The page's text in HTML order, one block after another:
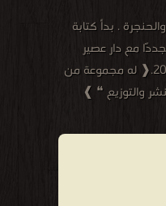
2010 وتخصص بمجال جراحة الأنف والأذن والحنجرة . بدأ كتابة
قبل أن تُنشر مجددًا مع دار عصير
الكتب للنشر والتوزيع في عام 2015 وبعدها في يناير 2016 صدرت له روايته (أماريتا) وهي الجزء الثانى من رواية أرض زيكولا، وكما ألف رواية ثالثا عنونت بقواعد چارتين صدرت في يناير 2018.❰ له مجموعة من
والتوزيع ❝ ❱